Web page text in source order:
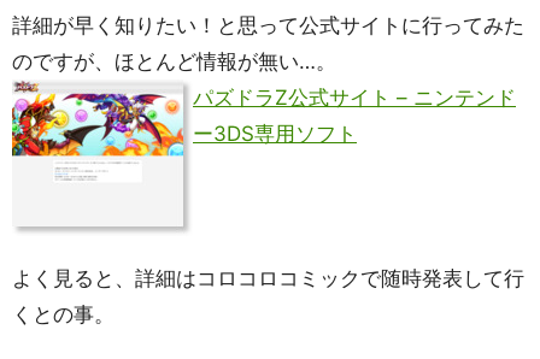
詳細が早く知りたい！と思って公式サイトに行ってみた
のですが、ほとんど情報が無い…。
パズドラZ公式サイト – ニンテンド
ー3DS専用ソフト
よく見ると、詳細はコロコロコミックで随時発表して行
くとの事。